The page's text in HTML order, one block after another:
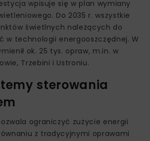
wpisuje się w plan wymiany
Do 2035 r. wszystkie
świetlnych należących do
w technologii energooszczędnej. W
ok. 25 tys. opraw, m.in. w
Trzebini i Ustroniu.
sterowania
ograniczyć zużycie energii
z tradycyjnymi oprawami